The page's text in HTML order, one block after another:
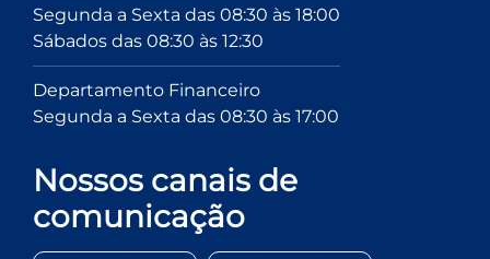
Segunda a Sexta das 08:30 às 18:00
Sábados das 08:30 às 12:30
Departamento Financeiro
Segunda a Sexta das 08:30 às 17:00
Nossos canais de
comunicação